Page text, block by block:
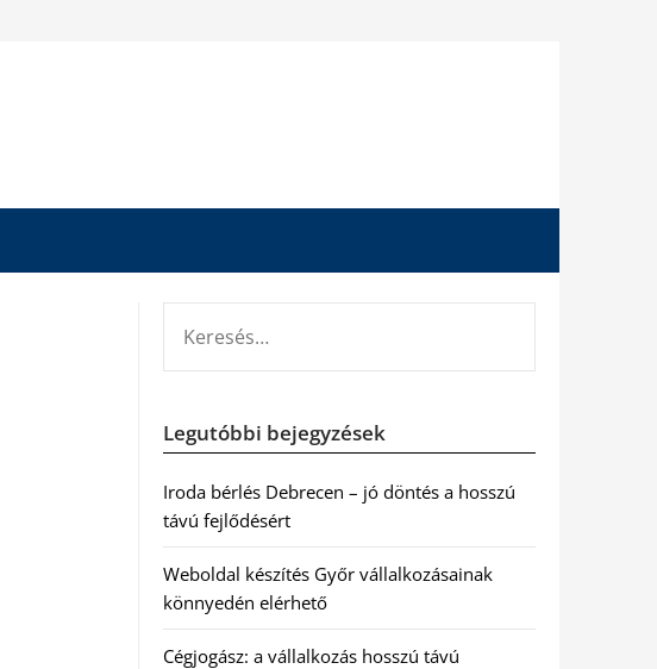
Legutóbbi bejegyzések
Iroda bérlés Debrecen – jó döntés a hosszú
távú fejlődésért
Weboldal készítés Győr vállalkozásainak
könnyedén elérhető
Cégjogász: a vállalkozás hosszú távú